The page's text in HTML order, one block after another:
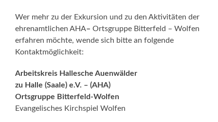
Wer mehr zu der Exkursion und zu den Aktivitäten der
ehrenamtlichen AHA– Ortsgruppe Bitterfeld – Wolfen
erfahren möchte, wende sich bitte an folgende
Kontaktmöglichkeit:
Arbeitskreis Hallesche Auenwälder
zu Halle (Saale) e.V. – (AHA)
Ortsgruppe Bitterfeld-Wolfen
Evangelisches Kirchspiel Wolfen